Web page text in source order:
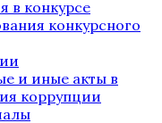
в конкурсе
конкурсного
и иные акты в
коррупции